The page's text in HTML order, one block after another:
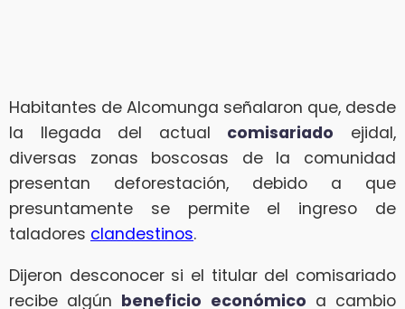
Habitantes de Alcomunga señalaron que, desde
la llegada del actual comisariado ejidal,
diversas zonas boscosas de la comunidad
presentan deforestación, debido a que
presuntamente se permite el ingreso de
taladores clandestinos.
Dijeron desconocer si el titular del comisariado
recibe algún beneficio económico a cambio